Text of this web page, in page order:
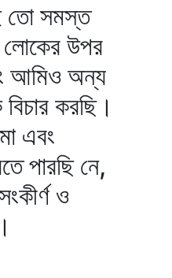
তো সমস্ত
লোকের উপর
আমিও অন্য
করছি।
এবং
পারছি নে,
ও